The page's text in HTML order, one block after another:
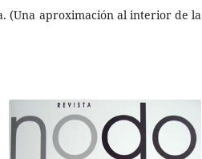
(Una aproximación al interior de la